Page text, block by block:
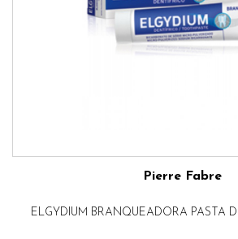
Pierre Fabre
ELGYDIUM BRANQUEADORA PASTA